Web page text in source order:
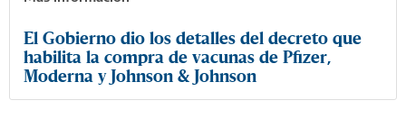
El Gobierno dio los detalles del decreto que
habilita la compra de vacunas de Pfizer,
Moderna y Johnson & Johnson